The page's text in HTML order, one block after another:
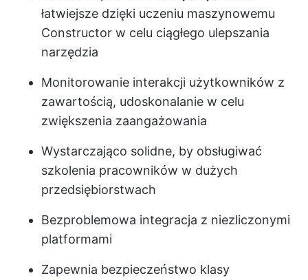
łatwiejsze dzięki uczeniu maszynowemu
Constructor w celu ciągłego ulepszania
narzędzia
Monitorowanie interakcji użytkowników z
zawartością, udoskonalanie w celu
zwiększenia zaangażowania
Wystarczająco solidne, by obsługiwać
szkolenia pracowników w dużych
przedsiębiorstwach
Bezproblemowa integracja z niezliczonymi
platformami
Zapewnia bezpieczeństwo klasy